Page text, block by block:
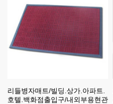
리들병자매트/빌딩.상가.아파트.
호텔.백화점출입구/내외부용현관